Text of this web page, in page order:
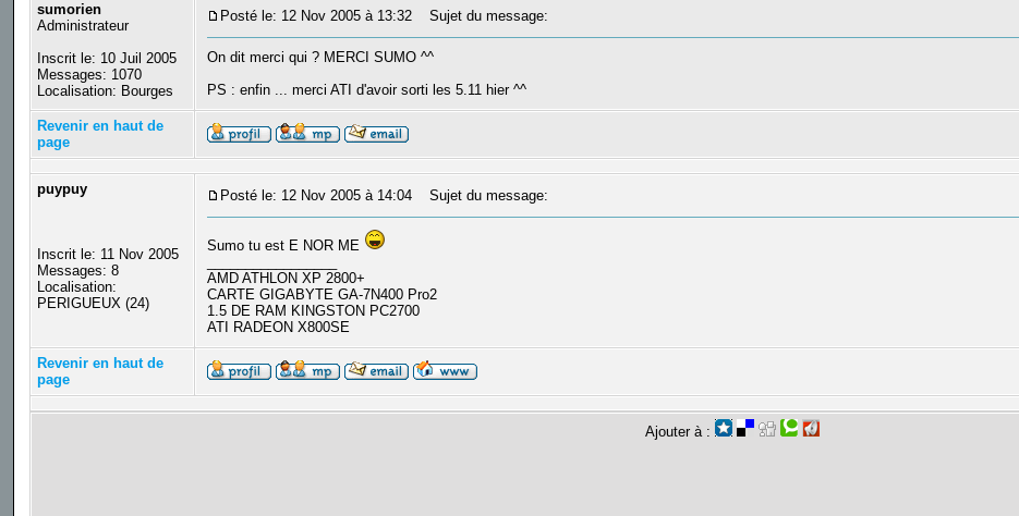
sumorien
Administrateur
Inscrit le: 10 Juil 2005
Messages: 1070
Localisation: Bourges
Posté le: 12 Nov 2005 à 13:32 Sujet du message:
On dit merci qui ? MERCI SUMO ^^
PS : enfin ... merci ATI d'avoir sorti les 5.11 hier ^^
Revenir en haut de
page
puypuy
Inscrit le: 11 Nov 2005
Messages: 8
Localisation:
PERIGUEUX (24)
Posté le: 12 Nov 2005 à 14:04 Sujet du message:
Sumo tu est E NOR ME
AMD ATHLON XP 2800+
CARTE GIGABYTE GA-7N400 Pro2
1.5 DE RAM KINGSTON PC2700
ATI RADEON X800SE
Revenir en haut de
page
Ajouter à :